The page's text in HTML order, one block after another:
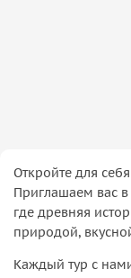
Откройте для
Приглашаем вас
где древняя
природой,
Каждый тур с